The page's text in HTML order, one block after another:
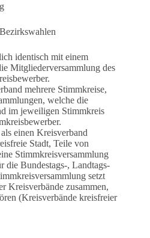
identisch mit einem
Mitgliederversammlung des
mehrere Stimmkreise,
welche die
im jeweiligen Stimmkreis
einen Kreisverband
Stadt, Teile von
Stimmkreisversammlung
die Bundestags-, Landtags-
setzt
Kreisverbände zusammen,
(Kreisverbände kreisfreier